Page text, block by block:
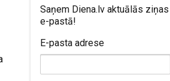
Saņem Diena.lv aktuālās ziņas
e-pastā!
E-pasta adrese